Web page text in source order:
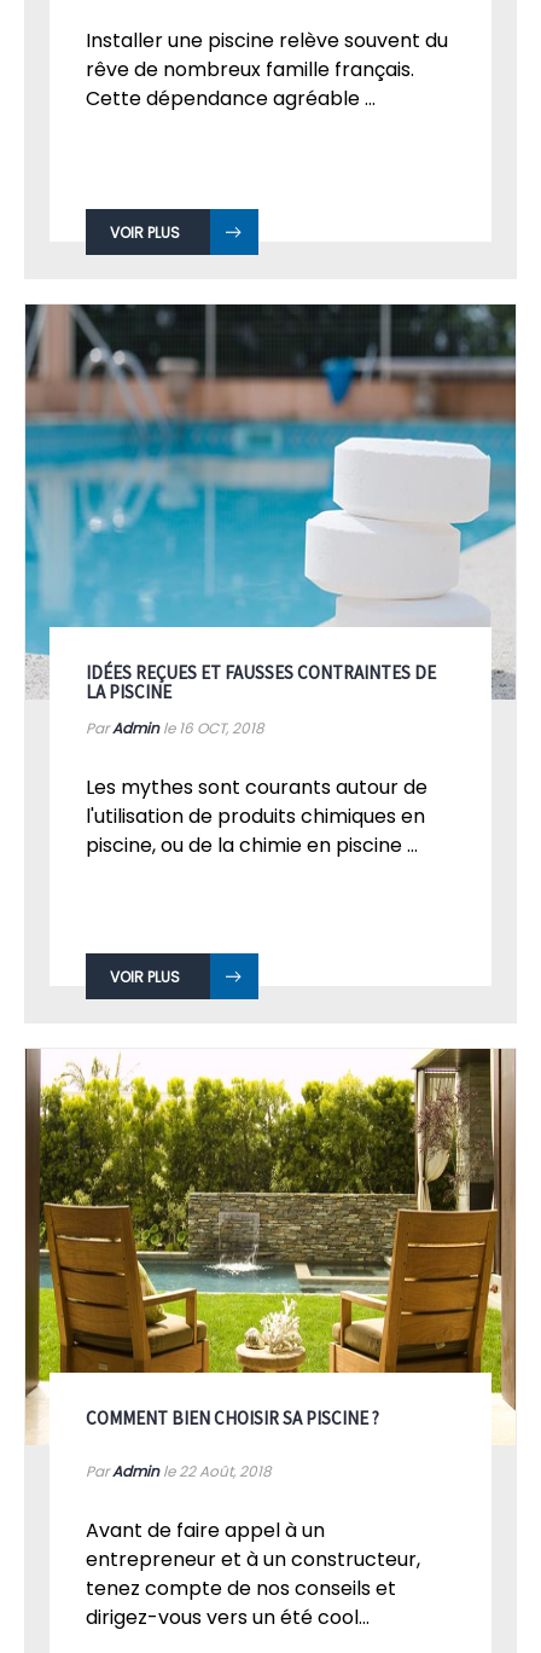
Installer une piscine relève souvent du
rêve de nombreux famille français.
Cette dépendance agréable ...
VOIR PLUS
IDÉES REÇUES ET FAUSSES CONTRAINTES DE
LA PISCINE
ParAdminle 16 OCT, 2018
Les mythes sont courants autour de
l'utilisation de produits chimiques en
piscine, ou de la chimie en piscine ...
VOIR PLUS
COMMENT BIEN CHOISIR SA PISCINE ?
ParAdminle 22Août, 2018
Avant de faire appel à un
entrepreneur et à un constructeur,
tenez compte de nos conseils et
dirigez-vous vers un été cool...